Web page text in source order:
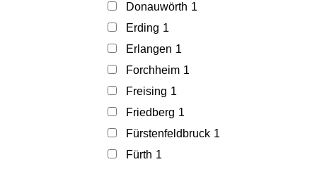
Donauwörth 1
Erding 1
Erlangen 1
Forchheim 1
Freising 1
Friedberg 1
Fürstenfeldbruck 1
Fürth 1